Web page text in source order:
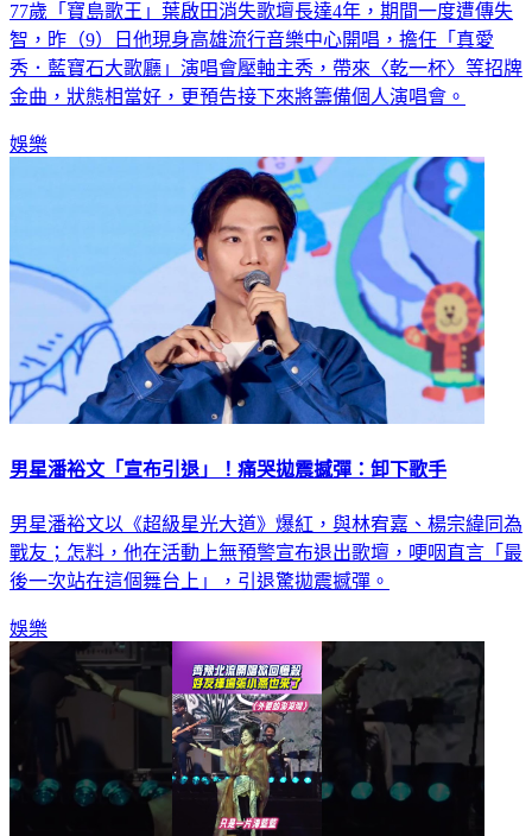
77歲「寶島歌王」葉啟田消失歌壇長達4年，期間一度遭傳失
智，昨（9）日他現身高雄流行音樂中心開唱，擔任「真愛
秀．藍寶石大歌廳」演唱會壓軸主秀，帶來〈乾一杯〉等招牌
金曲，狀態相當好，更預告接下來將籌備個人演唱會。
娛樂
男星潘裕文「宣布引退」！痛哭拋震撼彈：卸下歌手
男星潘裕文以《超級星光大道》爆紅，與林宥嘉、楊宗緯同為
戰友；怎料，他在活動上無預警宣布退出歌壇，哽咽直言「最
後一次站在這個舞台上」，引退驚拋震撼彈。
娛樂